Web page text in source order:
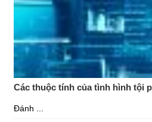
Các thuộc tính của tình hình tội
Đánh ...